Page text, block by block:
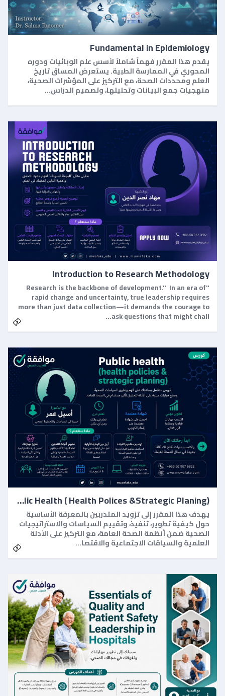
Fundamental in Epidemiology
يقدم هذا المقرر فهماً شاملاً لأسس علم الوبائيات ودوره
المحوري في الممارسة الطبية. يستعرض المساق تاريخ
العلم ومحددات الصحة، مع التركيز على المؤشرات الصحية،
منهجيات جمع البيانات وتحليلها، وتصميم الدراس…
Introduction to Research Methodology
"Research is the backbone of development." In an era of
rapid change and uncertainty, true leadership requires
more than just data collection—it demands the courage to
ask questions that might chall…
Public Health ( Health Polices &Strategic Planing)
يهدف هذا المقرر إلى تزويد المتدربين بالمعرفة الأساسية
حول كيفية تطوير، تنفيذ، وتقييم السياسات والاستراتيجيات
الصحية ضمن أنظمة الصحة العامة، مع التركيز على الأدلة
العلمية والسياقات الاجتماعية والاقتصا…